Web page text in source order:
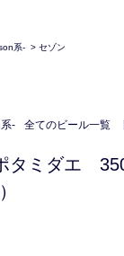
系- > セゾン
- 全てのビール一覧
タミダエ